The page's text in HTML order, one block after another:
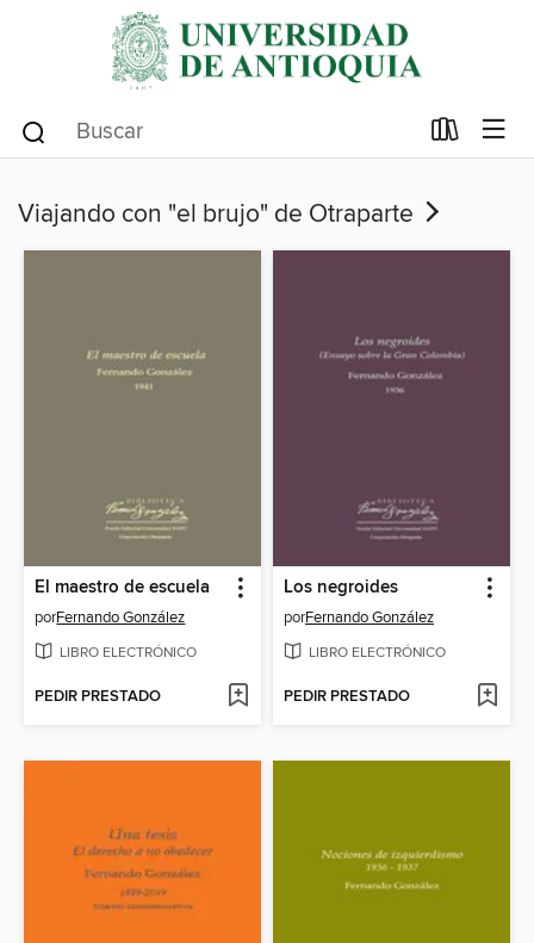
Viajando con "el brujo" de Otraparte
El maestro de escuela
porFernando González
LIBRO ELECTRÓNICO
PEDIR PRESTADO
Los negroides
porFernando González
LIBRO ELECTRÓNICO
PEDIR PRESTADO